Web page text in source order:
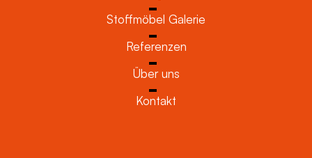
Stoffmöbel Galerie
Referenzen
Über uns
Kontakt